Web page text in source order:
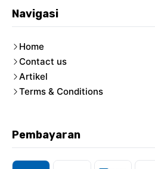
Navigasi
Home
Contact us
Artikel
Terms & Conditions
Pembayaran